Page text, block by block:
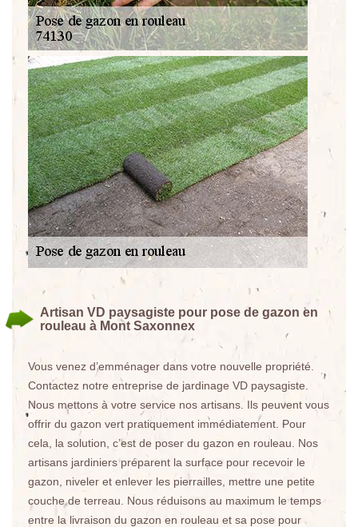
Artisan VD paysagiste pour pose de gazon en
rouleau à Mont Saxonnex
Vous venez d’emménager dans votre nouvelle propriété.
Contactez notre entreprise de jardinage VD paysagiste.
Nous mettons à votre service nos artisans. Ils peuvent vous
offrir du gazon vert pratiquement immédiatement. Pour
cela, la solution, c’est de poser du gazon en rouleau. Nos
artisans jardiniers préparent la surface pour recevoir le
gazon, niveler et enlever les pierrailles, mettre une petite
couche de terreau. Nous réduisons au maximum le temps
entre la livraison du gazon en rouleau et sa pose pour